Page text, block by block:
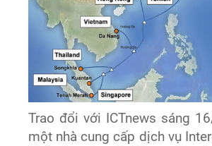
Trao đổi với ICTnews sáng
một nhà cung cấp dịch vụ